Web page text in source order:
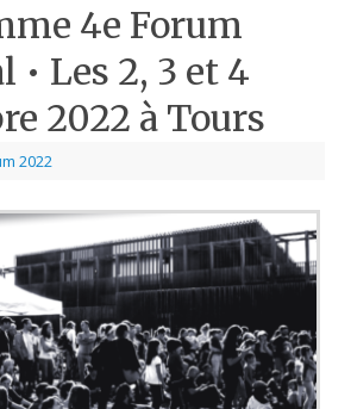
4e Forum
• Les 2, 3 et 4
2022 à Tours
2022